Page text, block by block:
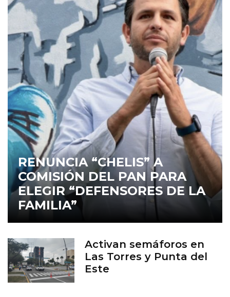
RENUNCIA “CHELIS” A
COMISIÓN DEL PAN PARA
ELEGIR “DEFENSORES DE LA
FAMILIA”
Activan semáforos en
Las Torres y Punta del
Este